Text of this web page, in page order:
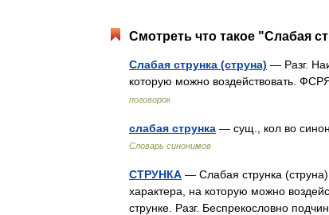
Смотреть что такое "Слабая
Слабая струнка (струна) — Разг.
которую можно воздействовать.
поговорок
слабая струнка — сущ., кол во
Словарь синонимов
СТРУНКА — Слабая струнка
характера, на которую можно
струнке. Разг. Беспрекословно